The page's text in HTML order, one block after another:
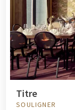
Titre
SOULIGNER